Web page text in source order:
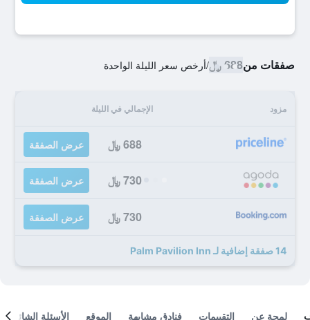
صفقات من688 ﷼ /أرخص سعر الليلة الواحدة
مزود الإجمالي في الليلة
688 ﷼ عرض الصفقة
730 ﷼ عرض الصفقة
730 ﷼ عرض الصفقة
14 صفقة إضافية لـ Palm Pavilion Inn
لمحة عن التقييمات فنادق مشابهة الموقع الأسئلة الشائعة